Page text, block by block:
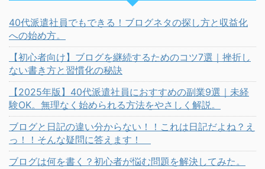
40代派遣社員でもできる！ブログネタの探し方と収益化
への始め方。
【初心者向け】ブログを継続するためのコツ7選｜挫折し
ない書き方と習慣化の秘訣
【2025年版】40代派遣社員におすすめの副業9選｜未経
験OK。無理なく始められる方法をやさしく解説。
ブログと日記の違い分からない！！これは日記だよね？え
っ！！そんな疑問に答えます！
ブログは何を書く？初心者が悩む問題を解決してみた。